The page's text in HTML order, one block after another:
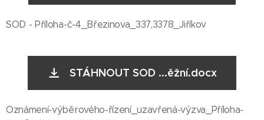
SOD - Příloha-č-4_Březinova_337,3378_Jiříkov
STÁHNOUT SOD ...ěžní.docx
Oznámení-výběrového-řízení_uzavřená-výzva_Příloha-